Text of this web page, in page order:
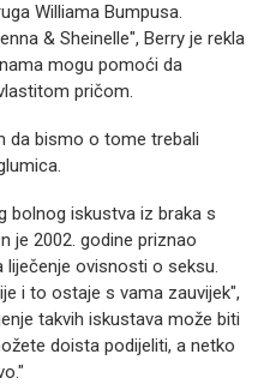
Williama Bumpusa.
& Sheinelle", Berry je rekla
mogu pomoći da
pričom.
da bismo o tome trebali
bolnog iskustva iz braka s
je 2002. godine priznao
liječenje ovisnosti o seksu.
i to ostaje s vama zauvijek",
takvih iskustava može biti
doista podijeliti, a netko